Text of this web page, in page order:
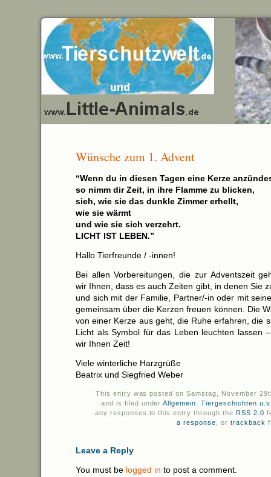
Wünsche zum 1. Advent
“Wenn du in diesen Tagen eine Kerze
so nimm dir Zeit, in ihre Flamme zu blicken,
sieh, wie sie das dunkle Zimmer erhellt,
wie sie wärmt
und wie sie sich verzehrt.
LICHT IST LEBEN.”
Hallo Tierfreunde / -innen!
Bei allen Vorbereitungen, die zur Adventszeit
wir Ihnen, dass es auch Zeiten gibt, in denen Sie
und sich mit der Familie, Partner/-in oder mit
gemeinsam über die Kerzen freuen können. Die
von einer Kerze aus geht, die Ruhe erfahren, die
Licht als Symbol für das Leben leuchten lassen
wir Ihnen Zeit!
Viele winterliche Harzgrüße
Beatrix und Siegfried Weber
This entry was posted on Samstag, November
and is filed underAllgemein ,Tiergeschichten
any responses to this entry through theRSS 2.0
a response
, ortrackback
Leave a Reply
You must be logged in to post a comment.